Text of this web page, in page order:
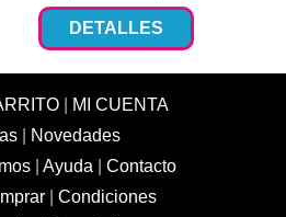
DETALLES
|
MI CUENTA
|
Novedades
| Ayuda
Contacto
| Condiciones